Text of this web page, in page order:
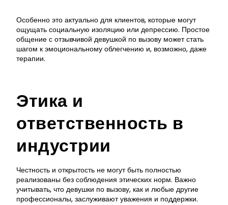
Особенно это актуально для клиентов, которые могут
ощущать социальную изоляцию или депрессию. Простое
общение с отзывчивой девушкой по вызову может стать
шагом к эмоциональному облегчению и, возможно, даже
терапии.
Этика и
ответственность в
индустрии
Честность и открытость не могут быть полностью
реализованы без соблюдения этических норм. Важно
учитывать, что девушки по вызову, как и любые другие
профессионалы, заслуживают уважения и поддержки.